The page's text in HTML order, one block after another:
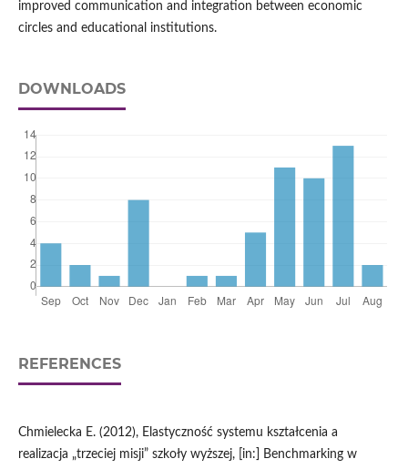
improved communication and integration between economic
circles and educational institutions.
DOWNLOADS
REFERENCES
Chmielecka E. (2012), Elastyczność systemu kształcenia a
realizacja „trzeciej misji” szkoły wyższej, [in:] Benchmarking w